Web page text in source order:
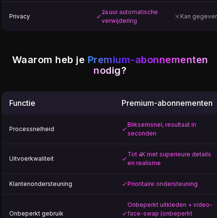
Privacy
24 uur automatische
verwijdering
Kan
Waarom heb je Premium-abonnementen
nodig?
Functie Premium-abonnementen
Processnelheid
Bliksemsnel, resultaat in
seconden
Uitvoerkwaliteit
Tot 4K met superieure details
en realisme
Klantenondersteuning Prioritaire ondersteuning
Onbeperkt gebruik
Onbeperkt uitkleden + video-
face-swap (onbeperkt